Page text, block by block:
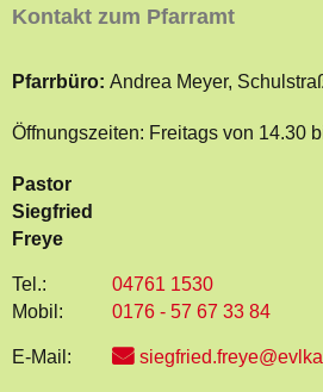
Kontakt zum Pfarramt
Pfarrbüro: Andrea Meyer,
Öffnungszeiten: Freitags von 14.30
Pastor
Siegfried
Freye
Tel.:
04761 1530
Mobil:
0176 - 57 67 33 84
E-Mail: